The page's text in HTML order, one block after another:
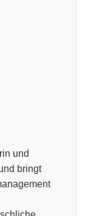
und
bringt